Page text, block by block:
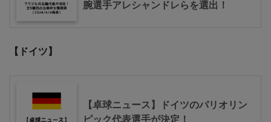
腕選手アレシャンドレらを選出！
【ドイツ】
【卓球ニュース】ドイツのパリオリン
ピック代表選手が決定！